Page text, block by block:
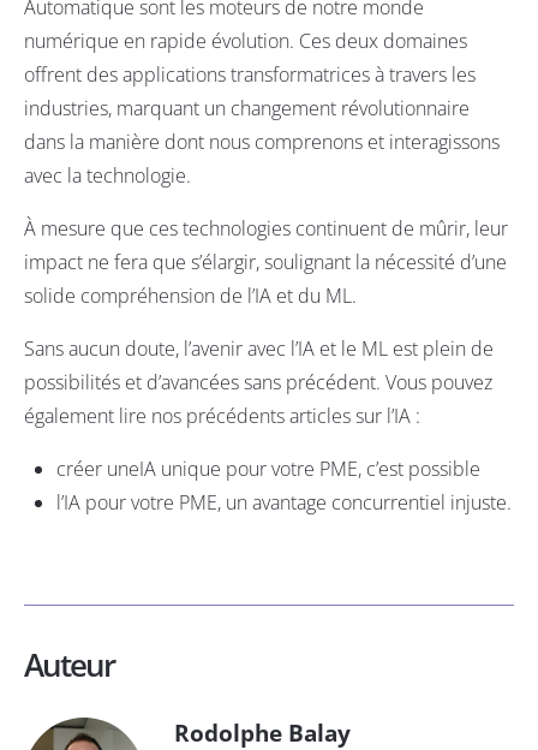
Automatique sont les moteurs de notre monde
numérique en rapide évolution. Ces deux domaines
offrent des applications transformatrices à travers les
industries, marquant un changement révolutionnaire
dans la manière dont nous comprenons et interagissons
avec la technologie.
À mesure que ces technologies continuent de mûrir, leur
impact ne fera que s’élargir, soulignant la nécessité d’une
solide compréhension de l’IA et du ML.
Sans aucun doute, l’avenir avec l’IA et le ML est plein de
possibilités et d’avancées sans précédent. Vous pouvez
également lire nos précédents articles sur l’IA :
créer uneIA unique pour votre PME, c’est possible
l’IA pour votre PME, un avantage concurrentiel injuste.
Auteur
Rodolphe Balay